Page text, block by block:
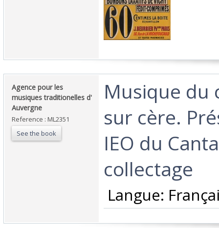
‎Agence pour les
musiques traditionelles d'
Auvergne‎
Reference : ML2351
See the book
‎Musique du
sur cère.
IEO du
collectage‎
Langue: